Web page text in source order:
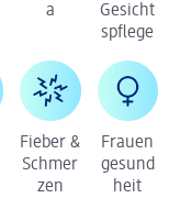
a
Gesicht
spflege
Fieber &
Schmer
zen
Frauen
gesund
heit